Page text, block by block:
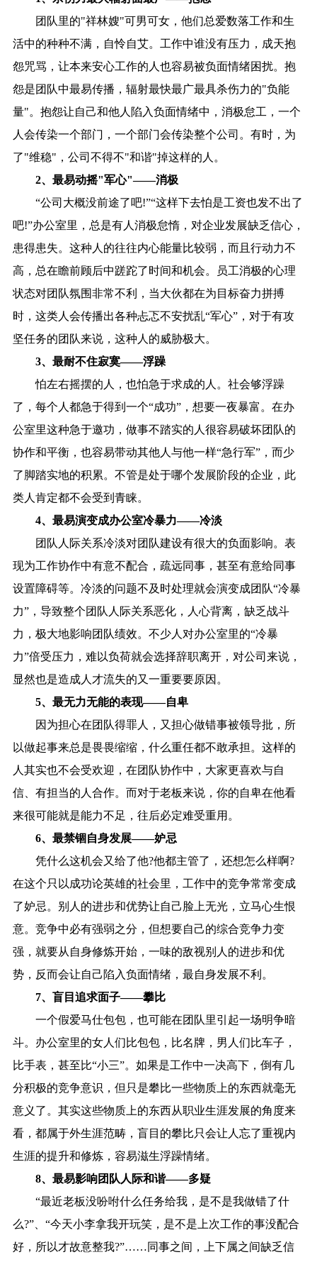
团队里的"祥林嫂"可男可女，他们总爱数落工作和生
活中的种种不满，自怜自艾。工作中谁没有压力，成天抱
怨咒骂，让本来安心工作的人也容易被负面情绪困扰。抱
怨是团队中最易传播，辐射最快最广最具杀伤力的"负能
量"。抱怨让自己和他人陷入负面情绪中，消极怠工，一个
人会传染一个部门，一个部门会传染整个公司。有时，为
了"维稳"，公司不得不"和谐"掉这样的人。
2、最易动摇"军心"——消极
“公司大概没前途了吧!”“这样下去怕是工资也发不出了
吧!”办公室里，总是有人消极怠惰，对企业发展缺乏信心，
患得患失。这种人的往往内心能量比较弱，而且行动力不
高，总在瞻前顾后中蹉跎了时间和机会。员工消极的心理
状态对团队氛围非常不利，当大伙都在为目标奋力拼搏
时，这类人会传播出各种忐忑不安扰乱“军心”，对于有攻
坚任务的团队来说，这种人的威胁极大。
3、最耐不住寂寞——浮躁
怕左右摇摆的人，也怕急于求成的人。社会够浮躁
了，每个人都急于得到一个“成功”，想要一夜暴富。在办
公室里这种急于邀功，做事不踏实的人很容易破坏团队的
协作和平衡，也容易带动其他人与他一样“急行军”，而少
了脚踏实地的积累。不管是处于哪个发展阶段的企业，此
类人肯定都不会受到青睐。
4、最易演变成办公室冷暴力——冷淡
团队人际关系冷淡对团队建设有很大的负面影响。表
现为工作协作中有意不配合，疏远同事，甚至有意给同事
设置障碍等。冷淡的问题不及时处理就会演变成团队“冷暴
力”，导致整个团队人际关系恶化，人心背离，缺乏战斗
力，极大地影响团队绩效。不少人对办公室里的“冷暴
力”倍受压力，难以负荷就会选择辞职离开，对公司来说，
显然也是造成人才流失的又一重要要原因。
5、最无力无能的表现——自卑
因为担心在团队得罪人，又担心做错事被领导批，所
以做起事来总是畏畏缩缩，什么重任都不敢承担。这样的
人其实也不会受欢迎，在团队协作中，大家更喜欢与自
信、有担当的人合作。而对于老板来说，你的自卑在他看
来很可能就是能力不足，往后必定难受重用。
6、最禁锢自身发展——妒忌
凭什么这机会又给了他?他都主管了，还想怎么样啊?
在这个只以成功论英雄的社会里，工作中的竞争常常变成
了妒忌。别人的进步和优势让自己脸上无光，立马心生恨
意。竞争中必有强弱之分，但想要自己的综合竞争力变
强，就要从自身修炼开始，一味的敌视别人的进步和优
势，反而会让自己陷入负面情绪，最自身发展不利。
7、盲目追求面子——攀比
一个假爱马仕包包，也可能在团队里引起一场明争暗
斗。办公室里的女人们比包包，比名牌，男人们比车子，
比手表，甚至比“小三”。如果是工作中一决高下，倒有几
分积极的竞争意识，但只是攀比一些物质上的东西就毫无
意义了。其实这些物质上的东西从职业生涯发展的角度来
看，都属于外生涯范畴，盲目的攀比只会让人忘了重视内
生涯的提升和修炼，容易滋生浮躁情绪。
8、最易影响团队人际和谐——多疑
“最近老板没吩咐什么任务给我，是不是我做错了什
么?”、“今天小李拿我开玩笑，是不是上次工作的事没配合
好，所以才故意整我?”……同事之间，上下属之间缺乏信